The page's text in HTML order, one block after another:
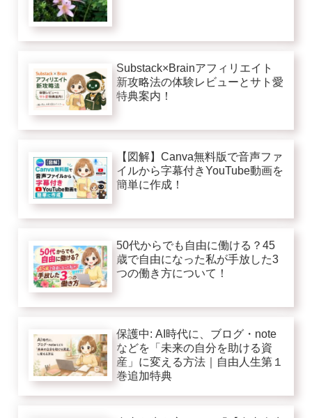
Substack×Brainアフィリエイト
新攻略法の体験レビューとサト愛
特典案内！
【図解】Canva無料版で音声ファ
イルから字幕付きYouTube動画を
簡単に作成！
50代からでも自由に働ける？45
歳で自由になった私が手放した3
つの働き方について！
保護中: AI時代に、ブログ・note
などを「未来の自分を助ける資
産」に変える方法｜自由人生第１
巻追加特典